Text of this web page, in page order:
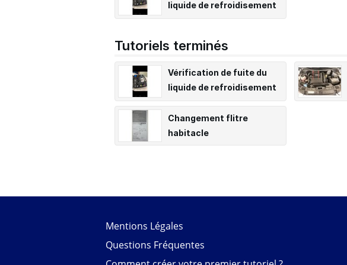
liquide de refroidisement
d'un véhicule
Tutoriels terminés
Vérification de fuite du
liquide de refroidisement
d'un véhicule
Changement flitre
habitacle
Mentions Légales
Questions Fréquentes